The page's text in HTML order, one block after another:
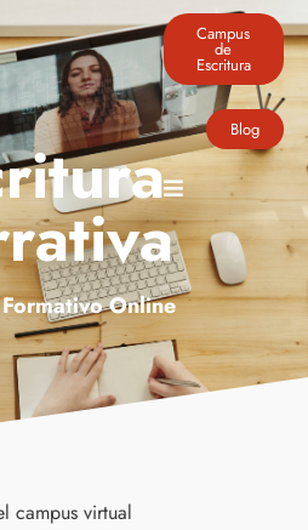
Campus
de
Escritura
Blog
Online
campus virtual